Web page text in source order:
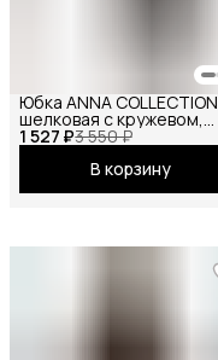
1 527 ₽3 550 ₽
Юбка ANNA COLLECTION
шелковая с кружевом,
весенняя, праздничная,
резинке миди, черный
В корзину